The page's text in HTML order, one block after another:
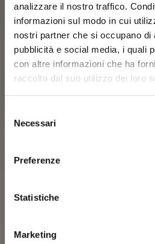
analizzare il nostro traffico.
informazioni sul modo in cui
nostri partner che si occupano di
pubblicità e social media, i quali
con altre informazioni che ha
raccolto dal suo utilizzo dei loro
delNecessari
Preferenze
Statistiche
Marketing